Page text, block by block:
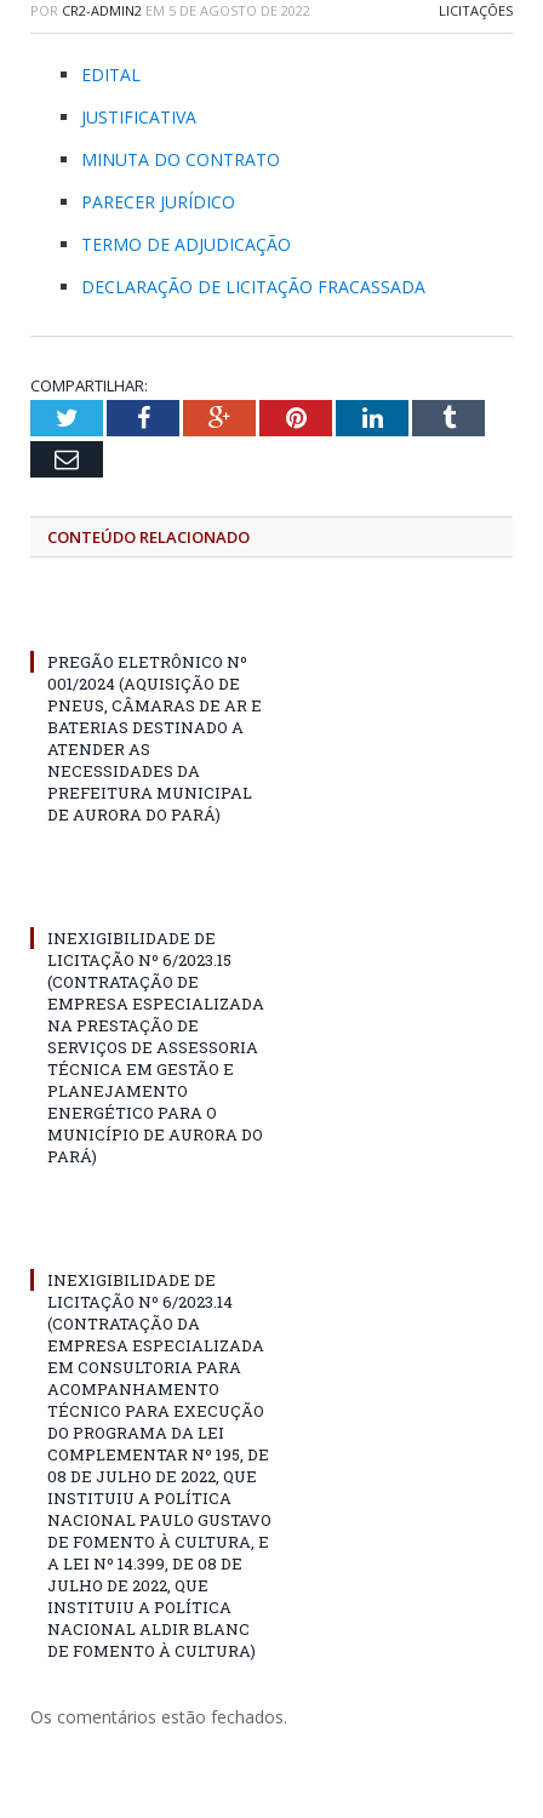
POR CR2-ADMIN2 EM 5 DE AGOSTO DE 2022 LICITAÇÕES
EDITAL
JUSTIFICATIVA
MINUTA DO CONTRATO
PARECER JURÍDICO
TERMO DE ADJUDICAÇÃO
DECLARAÇÃO DE LICITAÇÃO FRACASSADA
COMPARTILHAR:
TwitterFacebookGoogle+PinterestLinkedInTumblr
Email
CONTEÚDO RELACIONADO
PREGÃO ELETRÔNICO Nº
001/2024 (AQUISIÇÃO DE
PNEUS, CÂMARAS DE AR E
BATERIAS DESTINADO A
ATENDER AS
NECESSIDADES DA
PREFEITURA MUNICIPAL
DE AURORA DO PARÁ)
INEXIGIBILIDADE DE
LICITAÇÃO Nº 6/2023.15
(CONTRATAÇÃO DE
EMPRESA ESPECIALIZADA
NA PRESTAÇÃO DE
SERVIÇOS DE ASSESSORIA
TÉCNICA EM GESTÃO E
PLANEJAMENTO
ENERGÉTICO PARA O
MUNICÍPIO DE AURORA DO
PARÁ)
INEXIGIBILIDADE DE
LICITAÇÃO Nº 6/2023.14
(CONTRATAÇÃO DA
EMPRESA ESPECIALIZADA
EM CONSULTORIA PARA
ACOMPANHAMENTO
TÉCNICO PARA EXECUÇÃO
DO PROGRAMA DA LEI
COMPLEMENTAR Nº 195, DE
08 DE JULHO DE 2022, QUE
INSTITUIU A POLÍTICA
NACIONAL PAULO GUSTAVO
DE FOMENTO À CULTURA, E
A LEI Nº 14.399, DE 08 DE
JULHO DE 2022, QUE
INSTITUIU A POLÍTICA
NACIONAL ALDIR BLANC
DE FOMENTO À CULTURA)
Os comentários estão fechados.